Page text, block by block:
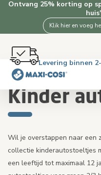
Ontvang 25% korting op
Klik hier en voeg
Gratis verzending
4.5★ van 2.5K+
Levering binnen
Gratis retourneren
Home Autostoelen Kinder
Kinder
Wil je overstappen naar een
collectie kinderautostoeltjes
een leeftijd tot maximaal 12